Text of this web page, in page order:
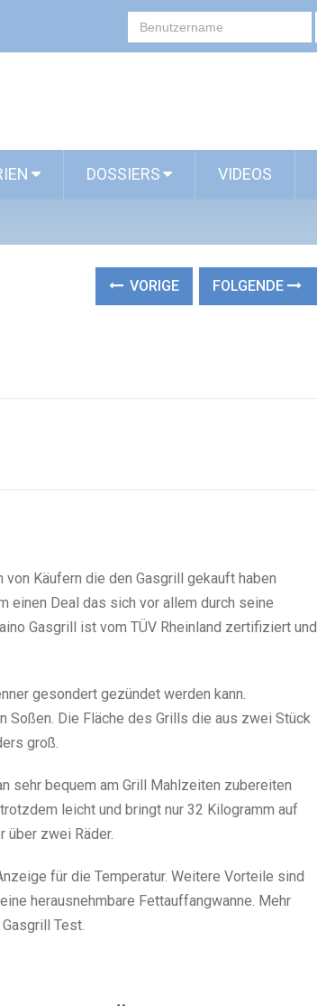
DOSSIERS VIDEOS
VORIGE FOLGENDE
Käufern die den Gasgrill gekauft haben
einen Deal das sich vor allem durch seine
Gasgrill ist vom TÜV Rheinland zertifiziert und
gesondert gezündet werden kann.
Soßen. Die Fläche des Grills die aus zwei Stück
groß.
sehr bequem am Grill Mahlzeiten zubereiten
leicht und bringt nur 32 Kilogramm auf
über zwei Räder.
für die Temperatur. Weitere Vorteile sind
herausnehmbare Fettauffangwanne. Mehr
Test.